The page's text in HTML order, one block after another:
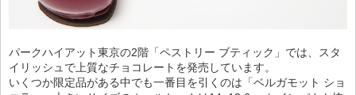
パークハイアット東京の2階「ペストリー ブティック」では、スタ
イリッシュで上質なチョコレートを発売しています。
いくつか限定品がある中でも一番目を引くのは「ベルガモット ショ